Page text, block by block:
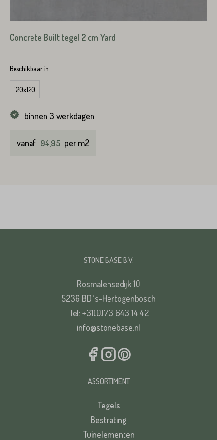
Concrete Built tegel 2 cm Yard
Beschikbaar in
120x120
binnen 3 werkdagen
vanaf 94,95 per m2
STONE BASE B.V.
Rosmalensedijk 10
5236 BD ‘s-Hertogenbosch
Tel: +31(0)73 643 14 42
info@stonebase.nl
ASSORTIMENT
Tegels
Bestrating
Tuinelementen